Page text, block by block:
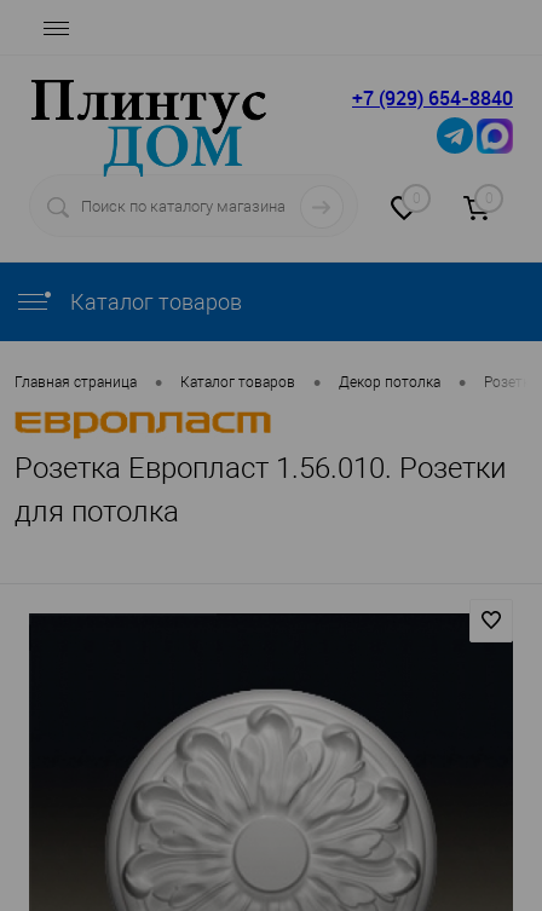
+7 (929) 654-8840
0 0
Каталог товаров
Главная страница • Каталог товаров • Декор потолка •
Розетка Европласт 1.56.010. Розетки
для потолка